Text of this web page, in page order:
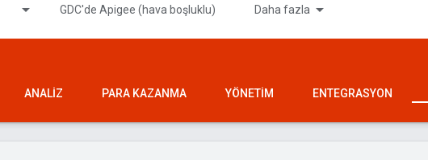
GDC'de Apigee (hava boşluklu) Daha fazla
ANALIZ PARA KAZANMA YÖNETIM ENTEGRASYON